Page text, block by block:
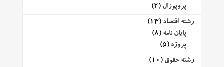
پروپوزال (2)
رشته اقتصاد (13)
پایان نامه (8)
پروژه (5)
رشته حقوق (10)